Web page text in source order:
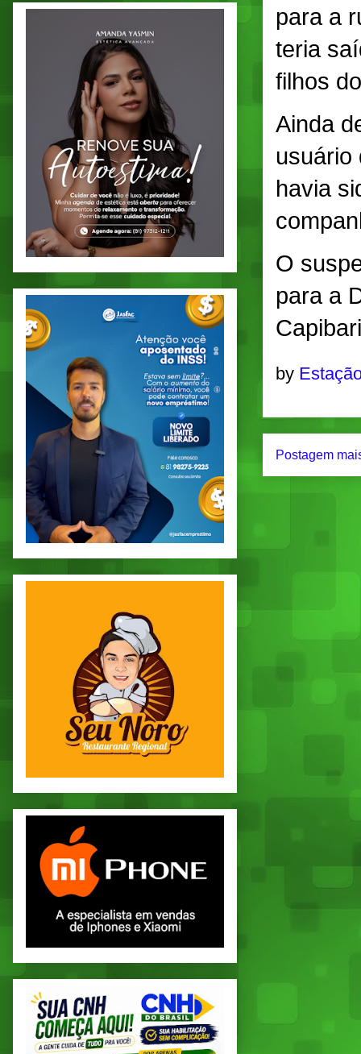
para a
teria
filhos
Ainda
usuário
havia
O
para a
by
Postagem